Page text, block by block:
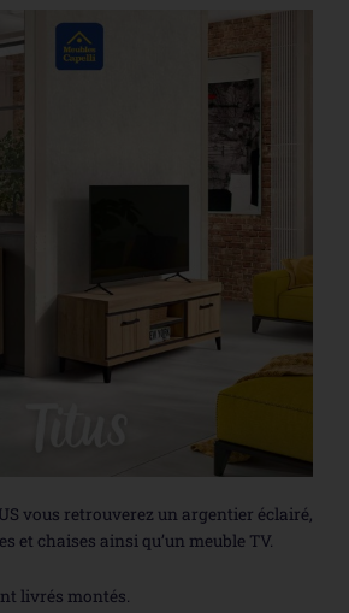
vous retrouverez un argentier éclairé,
et chaises ainsi qu’un meuble TV.
livrés montés.